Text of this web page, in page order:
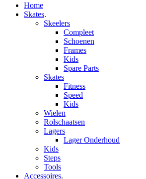
Home
Skates.
Skeelers
Compleet
Schoenen
Frames
Kids
Spare Parts
Skates
Fitness
Speed
Kids
Wielen
Rolschaatsen
Lagers
Lager Onderhoud
Kids
Steps
Tools
Accessoires.